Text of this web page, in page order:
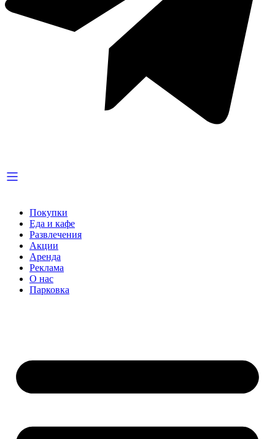
Покупки
Еда и кафе
Развлечения
Акции
Аренда
Реклама
О нас
Парковка